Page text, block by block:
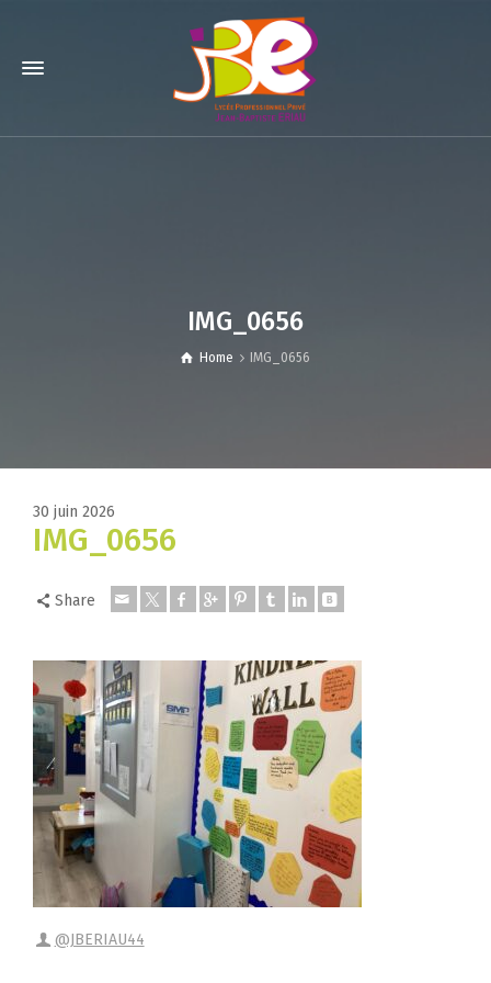
IMG_0656
Home IMG_0656
30 juin 2026
IMG_0656
Share
@JBERIAU44